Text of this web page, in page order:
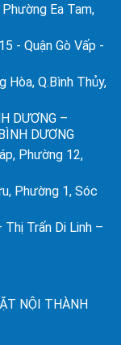
Ea Tam,
- Quận Gò Vấp -
Hòa, Q.Bình Thủy,
DƯƠNG –
DƯƠNG
Phường 12,
Phường 1, Sóc
Trấn Di Linh –
NỘI THÀNH